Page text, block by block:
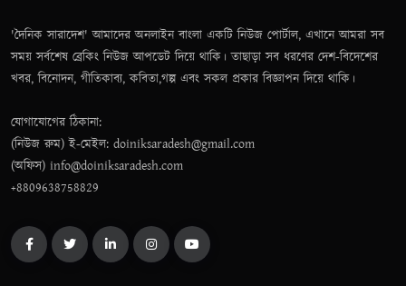
'দৈনিক সারাদেশ' আমাদের অনলাইন বাংলা একটি নিউজ পোর্টাল, এখানে আমরা সব
সময় সর্বশেষ ব্রেকিং নিউজ আপডেট দিয়ে থাকি। তাছাড়া সব ধরণের দেশ-বিদেশের
খবর, বিনোদন, গীতিকাব্য, কবিতা,গল্প এবং সকল প্রকার বিজ্ঞাপন দিয়ে থাকি।
যোগাযোগের ঠিকানা:
(নিউজ রুম) ই-মেইল: doiniksaradesh@gmail.com
(অফিস) info@doiniksaradesh.com
+8809638758829